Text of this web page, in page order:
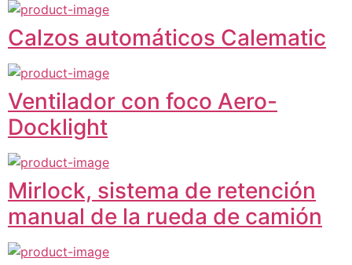
Calzos automáticos Calematic
Ventilador con foco Aero-
Docklight
Mirlock, sistema de retención
manual de la rueda de camión